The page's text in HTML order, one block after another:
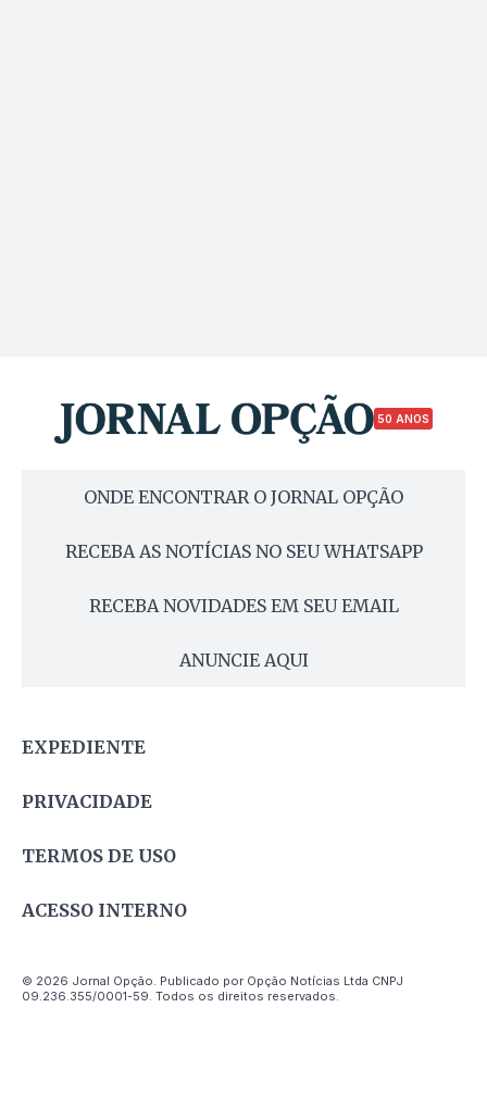
50 ANOS
ONDE ENCONTRAR O JORNAL OPÇÃO
RECEBA AS NOTÍCIAS NO SEU WHATSAPP
RECEBA NOVIDADES EM SEU EMAIL
ANUNCIE AQUI
EXPEDIENTE
PRIVACIDADE
TERMOS DE USO
ACESSO INTERNO
© 2026 Jornal Opção. Publicado por Opção Notícias Ltda CNPJ
09.236.355/0001-59. Todos os direitos reservados.